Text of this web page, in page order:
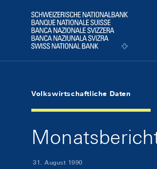
Logo
Volkswirtschaftliche Daten
31. August 1990